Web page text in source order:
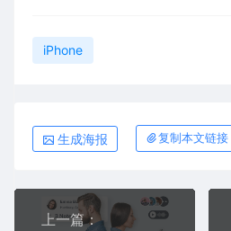
iPhone
生成海报 复制本文链接
上一篇：